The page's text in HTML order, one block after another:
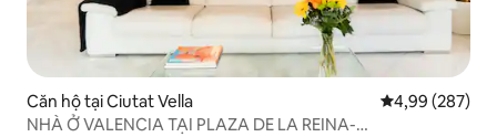
Căn hộ tại Ciutat Vella Xếp hạng
4,99 (287)
NHÀ Ở VALENCIA TẠI PLAZA DE LA REINA-